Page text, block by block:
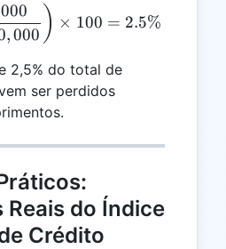
IPC =
,000
000 ) × 100 = 2.5%
2,5% do total de
ser perdidos
do Índice
Crédito